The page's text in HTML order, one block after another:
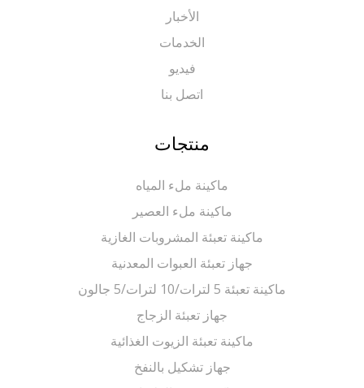
الخدمات
اتصل بنا
منتجات
ماكينة ملء المياه
ماكينة ملء العصير
ماكينة تعبئة المشروبات الغازية
جهاز تعبئة العبوات المعدنية
ماكينة تعبئة 5 لترات/10 لترات/5 جالون
جهاز تعبئة الزجاج
ماكينة تعبئة الزيوت الغذائية
جهاز تشكيل بالنفخ